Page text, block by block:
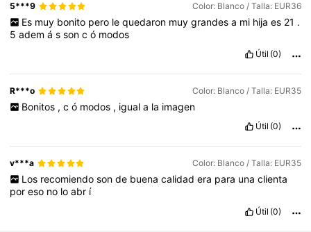
5***9 Color: Blanco / Talla: EUR36
Es muy bonito pero le quedaron muy grandes a mi hija es 21 .
5ademássoncó modos
Útil (0)
R***o Color: Blanco / Talla: EUR35
Bonitos , c ó modos , igual a la imagen
Útil (0)
v***a Color: Blanco / Talla: EUR35
Los recomiendo son de buena calidad era para una clienta
poreso no loabr í
Útil (0)